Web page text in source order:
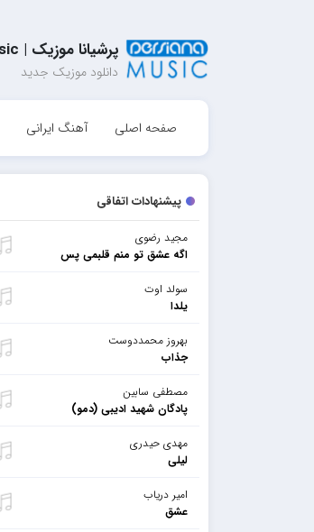
پرشیانا موزیک | Persiana Music
دانلود موزیک جدید
صفحه اصلی آهنگ ایرانی
پیشنهادات اتفاقی
مجید رضوی
اگه عشق تو منم قلبمی پس
سولد اوت
یلدا
بهروز محمددوست
جذاب
مصطفی سابین
پادگان شهید ادیبی (دمو)
مهدی حیدری
لیلی
امیر دریاب
عشق